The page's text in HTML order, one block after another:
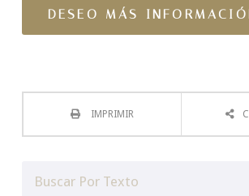
IMPRIMIR